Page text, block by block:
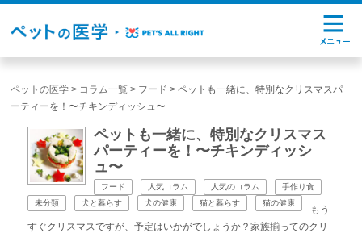
ペットの医学 > コラム一覧 > フード >ペットも一緒に、特別なクリスマスパ
ーティーを！〜チキンディッシュ〜
ペットも一緒に、特別なクリスマス
パーティーを！〜チキンディッシ
ュ〜
フード 人気コラム 人気のコラム
手作り食
未分類
犬と暮らす 犬の健康 猫と暮らす 猫の健康
もう
すぐクリスマスですが、予定はいかがでしょうか？家族揃ってのクリ